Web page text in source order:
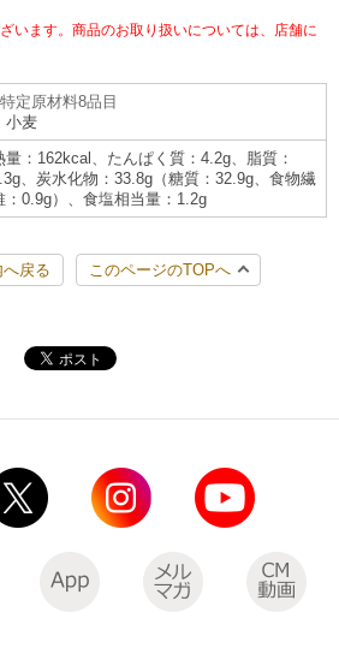
法
舗限定）
アリング（店舗限定）
グ
業
ス
ト
います。商品のお取り扱いについては、店舗に
特定原材料8品目
小麦
量：162kcal、たんぱく質：4.2g、脂質：
、炭水化物：33.8g（糖質：32.9g、食物繊
：0.9g）、食塩相当量：1.2g
戻る このページのTOPへ